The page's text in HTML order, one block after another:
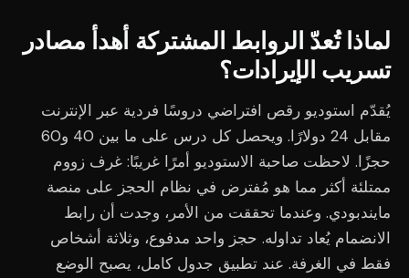
لماذا تُعدّ الروابط المشتركة أهدأ مصادر
تسريب الإيرادات؟
يُقدّم استوديو رقص افتراضي دروسًا فردية عبر الإنترنت
مقابل 24 دولارًا. ويحصل كل درس على ما بين 40 و60
حجزًا. لاحظت صاحبة الاستوديو أمرًا غريبًا: غرف زووم
ممتلئة أكثر مما هو مُفترض في نظام الحجز على منصة
مايندبودي. وعندما تحققت من الأمر، وجدت أن رابط
الانضمام يُعاد تداوله. حجز واحد مدفوع، وثلاثة أشخاص
فقط في الغرفة. عند تطبيق جدول كامل، يصبح الوضع